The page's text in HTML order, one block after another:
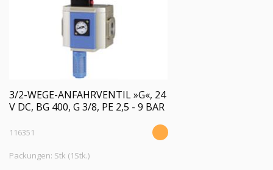
3/2-WEGE-ANFAHRVENTIL »G«, 24
V DC, BG 400, G 3/8, PE 2,5 - 9 BAR
116351
Packungen: Stk (1Stk.)